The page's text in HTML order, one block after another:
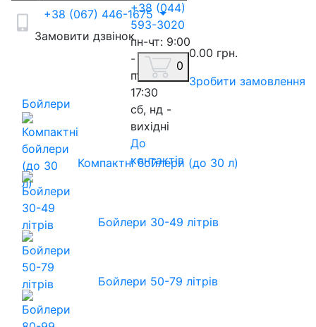
+38 (044)
593-3020
пн-чт: 9:00
- 18:00
пт: 9:00 -
17:30
сб, нд -
вихідні
До
контактів
+38 (067) 446-1675
Замовити дзвінок
0
0.00 грн.
Зробити замовлення
Бойлери
Компактні бойлери (до 30 л)
Бойлери 30-49 літрів
Бойлери 50-79 літрів